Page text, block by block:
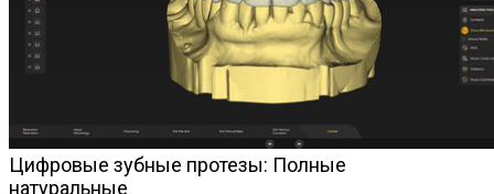
Цифровые зубные протезы: Полные
натуральные